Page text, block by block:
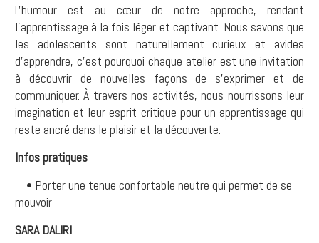
L'humour est au cœur de notre approche, rendant
l'apprentissage à la fois léger et captivant. Nous savons que
les adolescents sont naturellement curieux et avides
d'apprendre, c'est pourquoi chaque atelier est une invitation
à découvrir de nouvelles façons de s'exprimer et de
communiquer. À travers nos activités, nous nourrissons leur
imagination et leur esprit critique pour un apprentissage qui
reste ancré dans le plaisir et la découverte.
Infos pratiques
• Porter une tenue confortable neutre qui permet de se
mouvoir
SARA DALIRI